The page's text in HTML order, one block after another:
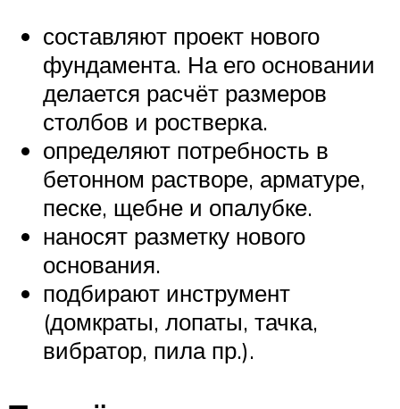
составляют проект нового
фундамента. На его основании
делается расчёт размеров
столбов и ростверка.
определяют потребность в
бетонном растворе, арматуре,
песке, щебне и опалубке.
наносят разметку нового
основания.
подбирают инструмент
(домкраты, лопаты, тачка,
вибратор, пила пр.).